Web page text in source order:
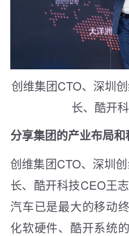
创维集团CTO、深圳
长、酷开
分享集团的产业布局和
创维集团CTO、深圳
长、酷开科技CEO王
汽车已是最大的移动
化软硬件、酷开系统